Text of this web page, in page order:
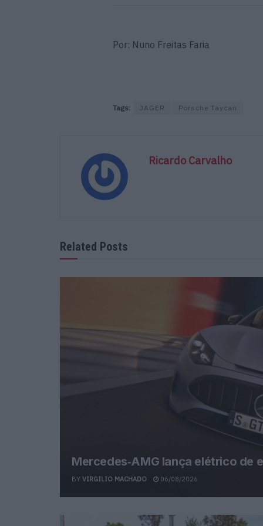
Por: Nuno Freitas Faria
Tags: JAGER Porsche Taycan
Ricardo Carvalho
Related Posts
Mercedes‑AMG lança elétrico de
BY VIRGILIO MACHADO 06/08/2026